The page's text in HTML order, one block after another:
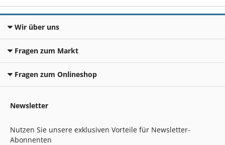
Wir über uns
Fragen zum Markt
Fragen zum Onlineshop
Newsletter
Nutzen Sie unsere exklusiven Vorteile für Newsletter-
Abonnenten